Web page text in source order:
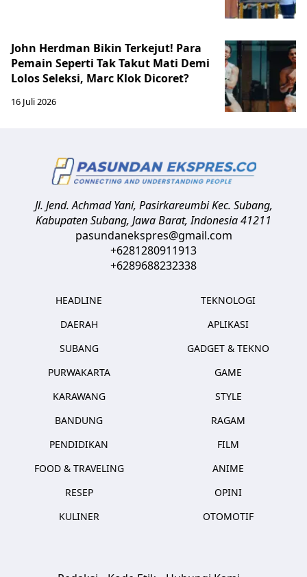
John Herdman Bikin Terkejut! Para
Pemain Seperti Tak Takut Mati Demi
Lolos Seleksi, Marc Klok Dicoret?
16 Juli 2026
Jl. Jend. Achmad Yani, Pasirkareumbi Kec. Subang,
Kabupaten Subang, Jawa Barat,Indonesia41211
pasundanekspres@gmail.com
+6281280911913
+6289688232338
HEADLINE
DAERAH
SUBANG
PURWAKARTA
KARAWANG
BANDUNG
PENDIDIKAN
FOOD & TRAVELING
RESEP
KULINER
TEKNOLOGI
APLIKASI
GADGET & TEKNO
GAME
STYLE
RAGAM
FILM
ANIME
OPINI
OTOMOTIF